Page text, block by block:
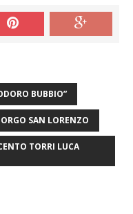
BUBBIO”
SAN LORENZO
TORRI LUCA